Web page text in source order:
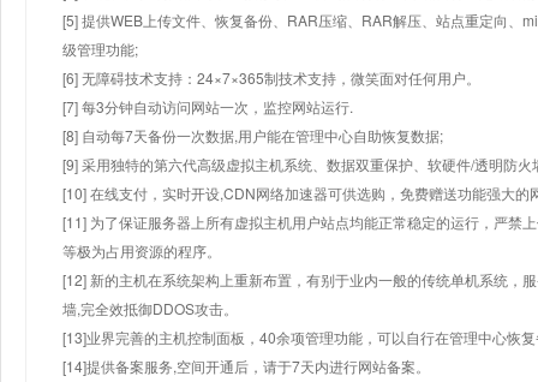
[5] 提供WEB上传文件、恢复备份、RAR压缩、RAR解压、站点重定向、
级管理功能;
[6] 无障碍技术支持：24×7×365制技术支持，微笑面对任何用户。
[7] 每3分钟自动访问网站一次，监控网站运行.
[8] 自动每7天备份一次数据,用户能在管理中心自助恢复数据;
[9] 采用独特的第六代高级虚拟主机系统、数据双重保护、软硬件/透明防火
[10] 在线支付，实时开设,CDN网络加速器可供选购，免费赠送功能强大
[11] 为了保证服务器上所有虚拟主机用户站点均能正常稳定的运行，严禁
等极为占用资源的程序。
[12] 新的主机在系统架构上重新布置，有别于业内一般的传统单机系统，
墙,完全效抵御DDOS攻击。
[13]业界完善的主机控制面板，40余项管理功能，可以自行在管理中心恢
[14]提供备案服务,空间开通后，请于7天内进行网站备案。